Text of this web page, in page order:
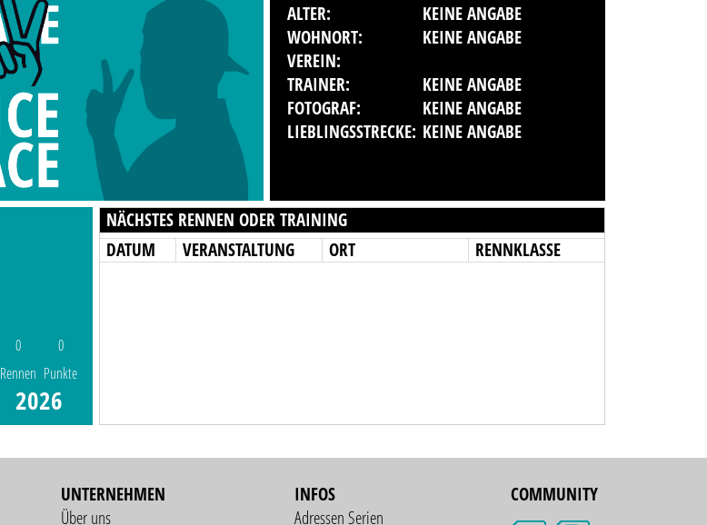
ALTER:
KEINE ANGABE
WOHNORT:
KEINE ANGABE
VEREIN:
TRAINER:
KEINE ANGABE
FOTOGRAF:
KEINE ANGABE
LIEBLINGSSTRECKE: KEINE ANGABE
0
Rennen
0
Punkte
2026
NÄCHSTES RENNEN ODER TRAINING
DATUM
VERANSTALTUNG ORT RENNKLASSE
UNTERNEHMEN
Über uns
INFOS
Adressen Serien
COMMUNITY